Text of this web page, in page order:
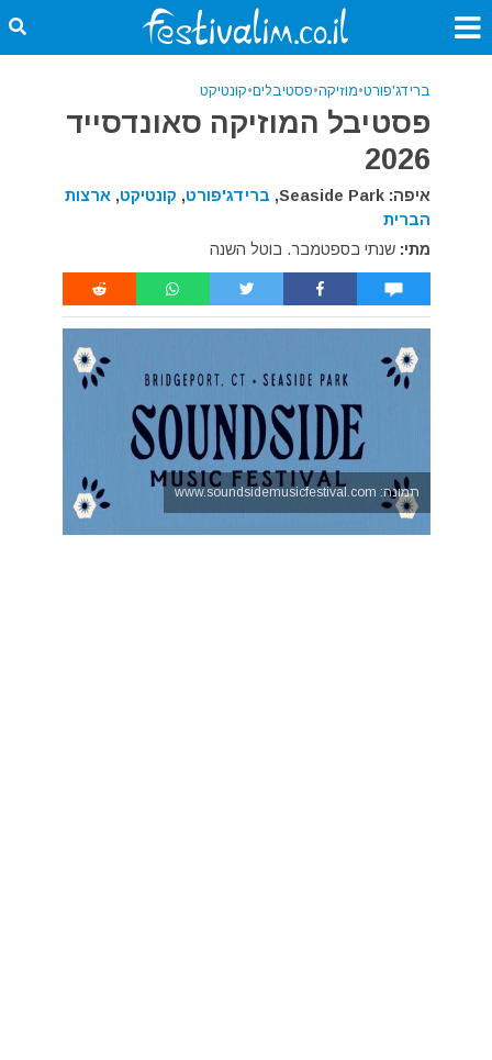
ברידג'פורט•מוזיקה•פסטיבלים•קונטיקט
פסטיבל המוזיקה סאונדסייד
2026
איפה: Seaside Park, ברידג'פורט, קונטיקט, ארצות
הברית
מתי:שנתי בספטמבר. בוטל השנה
תמונה: www.soundsidemusicfestival.com